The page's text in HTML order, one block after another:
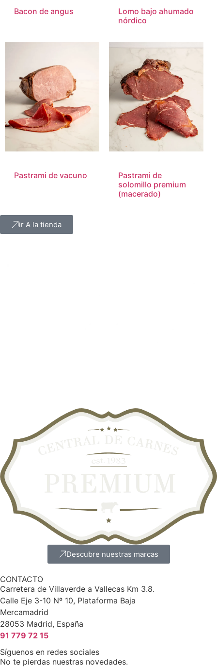
Bacon de angus
Lomo bajo ahumado
nórdico
Pastrami de vacuno
Pastrami de
solomillo premium
(macerado)
ir A la tienda
Descubre nuestras marcas
CONTACTO
Carretera de Villaverde a Vallecas Km 3.8.
Calle Eje 3-10 Nº 10, Plataforma Baja
Mercamadrid
28053 Madrid, España
91 779 72 15
Síguenos en redes sociales
No te pierdas nuestras novedades.